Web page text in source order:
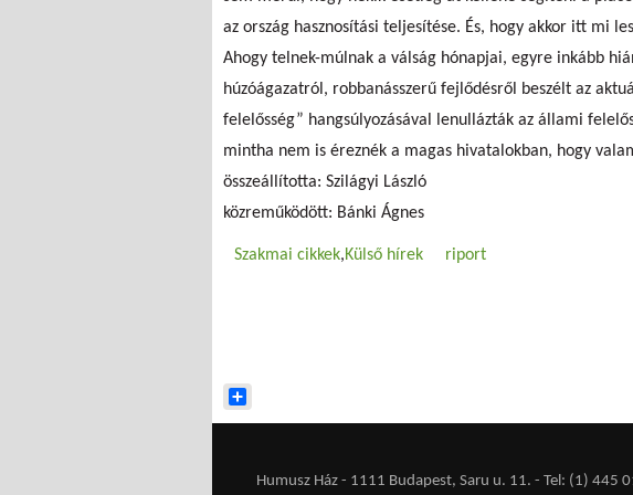
az ország hasznosítási teljesítése. És, hogy akkor itt mi
Ahogy telnek-múlnak a válság hónapjai, egyre inkább
húzóágazatról, robbanásszerű fejlődésről beszélt az
felelősség” hangsúlyozásával lenullázták az állami
mintha nem is éreznék a magas hivatalokban, hogy
összeállította: Szilágyi László
közreműködött: Bánki Ágnes
Szakmai cikkek Külső hírek riport
Humusz Ház - 1111 Budapest, Saru u. 11. - Tel: (1) 445